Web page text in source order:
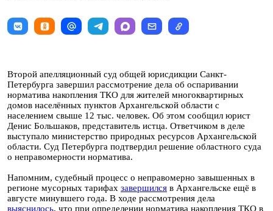
Второй апелляционный суд общей юрисдикции Санкт-
Петербурга завершил рассмотрение дела об оспаривании
норматива накопления ТКО для жителей многоквартирных
домов населённых пунктов Архангельской области с
населением свыше 12 тыс. человек. Об этом сообщил юрист
Денис Большаков, представитель истца. Ответчиком в деле
выступало министерство природных ресурсов Архангельской
области. Суд Петербурга подтвердил решение областного суда
о неправомерности норматива.
Напомним, судебный процесс о неправомерно завышенных в
регионе мусорных тарифах завершился в Архангельске ещё в
августе минувшего года. В ходе рассмотрения дела
выяснилось, что при определении норматива накопления ТКО в